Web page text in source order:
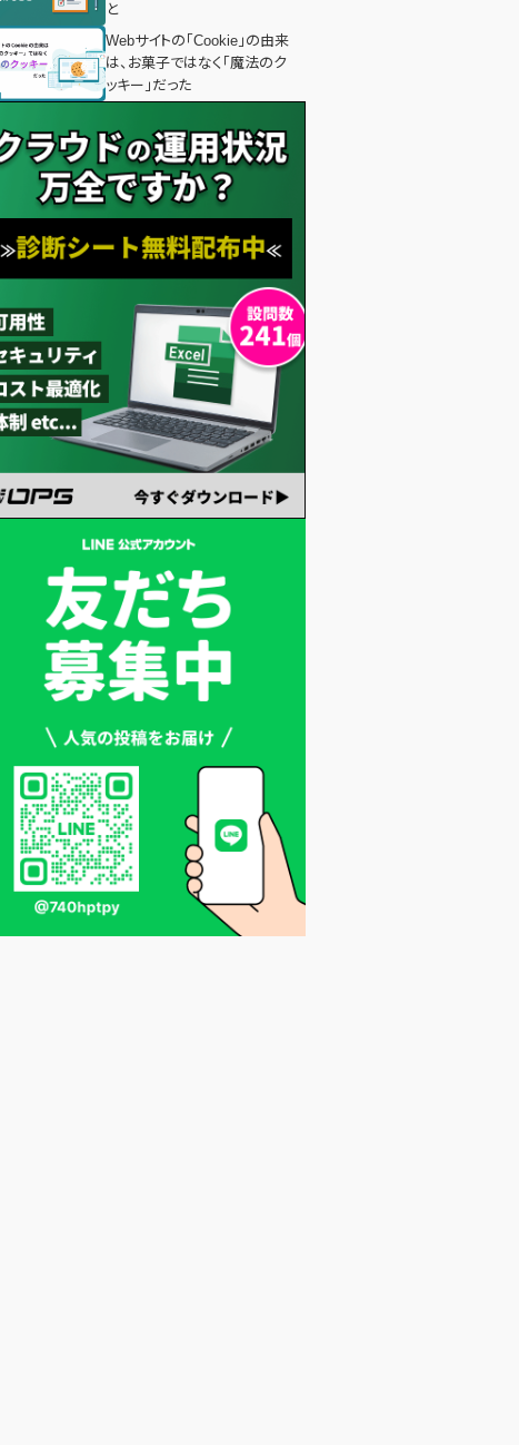
と
Webサイトの「Cookie」の由来
は、お菓子ではなく「魔法のク
ッキー」だった